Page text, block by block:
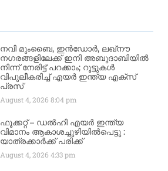
നവി മുംബൈ, ഇൻഡോർ, ലഖ്നൗ
നഗരങ്ങളിലേക്ക് ഇനി അബുദാബിയിൽ
നിന്ന് നേരിട്ട് പറക്കാം; റൂട്ടുകൾ
വിപുലീകരിച്ച് എയർ ഇന്ത്യ എക്സ്
പ്രസ്
August 4, 20268:04 pm
ഫൂക്കറ്റ് – ഡൽഹി എയര്‍ ഇന്ത്യ
വിമാനം ആകാശച്ചുഴിയില്‍പെട്ടു :
യാത്രക്കാര്‍ക്ക് പരിക്ക്
August 4, 20264:33 pm